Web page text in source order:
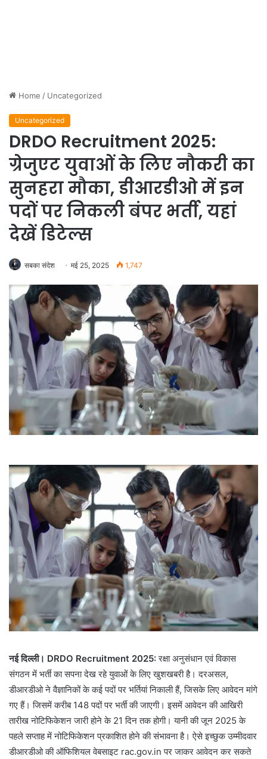
Home / Uncategorized
Uncategorized
DRDO Recruitment 2025:
ग्रेजुएट युवाओं के लिए नौकरी का
सुनहरा मौका, डीआरडीओ में इन
पदों पर निकली बंपर भर्ती, यहां
देखें डिटेल्स
सबका संदेश मई 25, 2025 1,747
नई दिल्ली। DRDO Recruitment 2025:रक्षा अनुसंधान एवं विकास
संगठन में भर्ती का सपना देख रहे युवाओं के लिए खुशखबरी है। दरअसल,
डीआरडीओ ने वैज्ञानिकों के कई पदों पर भर्तियां निकाली हैं, जिसके लिए आवेदन मांगे
गए हैं। जिसमें करीब 148 पदों पर भर्ती की जाएगी। इसमें आवेदन की आखिरी
तारीख नोटिफिकेशन जारी होने के 21 दिन तक होगी। यानी की जून 2025 के
पहले सप्ताह में नोटिफिकेशन प्रकाशित होने की संभावना है। ऐसे इच्छुक उम्मीदवार
डीआरडीओ की ऑफिशियल वेबसाइट rac.gov.in पर जाकर आवेदन कर सकते